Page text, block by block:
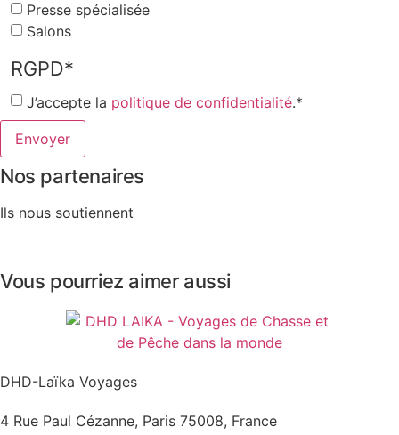
Presse spécialisée
Salons
RGPD*
J’accepte la politique de confidentialité.*
Nos partenaires
Ils nous soutiennent
Vous pourriez aimer aussi
DHD-Laïka Voyages
4 Rue Paul Cézanne, Paris 75008, France